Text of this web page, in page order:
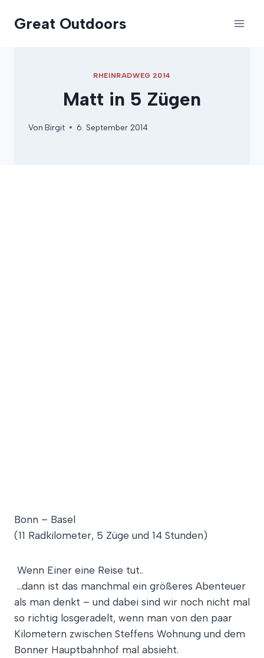
InhaltGreat Outdoors
RHEINRADWEG 2014
Matt in 5 Zügen
Von Birgit 6. September 2014
Bonn – Basel
(11 Radkilometer, 5 Züge und 14 Stunden)
Wenn Einer eine Reise tut..
…dann ist das manchmal ein größeres Abenteuer
als man denkt – und dabei sind wir noch nicht mal
so richtig losgeradelt, wenn man von den paar
Kilometern zwischen Steffens Wohnung und dem
Bonner Hauptbahnhof mal absieht.